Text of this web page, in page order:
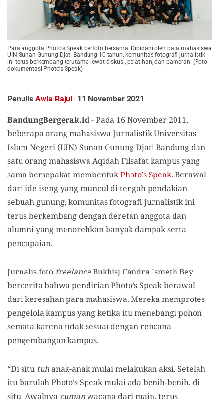
Para anggota Photo's Speak berfoto bersama. Dibidani oleh para mahasiswa
UIN Sunan Gunung Djati Bandung 10 tahun, komunitas fotografi jurnalistik
ini terus berkembang terutama lewat diskusi, pelatihan, dan pameran. (Foto:
dokumentasi Photo's Speak)
Penulis Awla Rajul 11 November 2021
BandungBergerak.id-Pada 16 November 2011,
beberapa orang mahasiswa Jurnalistik Universitas
Islam Negeri (UIN) Sunan Gunung Djati Bandung dan
satu orang mahasiswa Aqidah Filsafat kampus yang
sama bersepakat membentukPhoto’s Speak. Berawal
dari ide iseng yang muncul di tengah pendakian
sebuah gunung, komunitas fotografi jurnalistik ini
terus berkembang dengan deretan anggota dan
alumni yang menorehkan banyak dampak serta
pencapaian.
Jurnalis fotofreelanceBukbisj Candra Ismeth Bey
bercerita bahwa pendirian Photo’s Speak berawal
dari keresahan para mahasiswa. Mereka memprotes
pengelola kampus yang ketika itu menebangi pohon
semata karena tidak sesuai dengan rencana
pengembangan kampus.
“Di situ tuhanak-anak mulai melakukan aksi. Setelah
itu barulah Photo’s Speak mulai ada benih-benih, di
situ. Awalnya cumanwacana dari main, terus